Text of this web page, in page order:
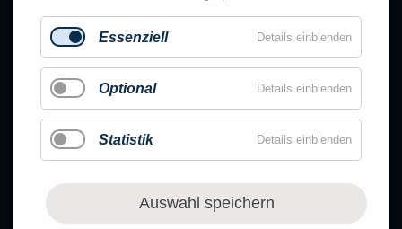
Essenziell Details einblenden
Optional Details einblenden
Statistik Details einblenden
Auswahl speichern